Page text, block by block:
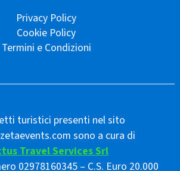
Privacy Policy
Cookie Policy
Termini e Condizioni
turistici presenti nel sito
sono a cura di
Travel Services Srl
02978160345 – C.S. Euro 20.000